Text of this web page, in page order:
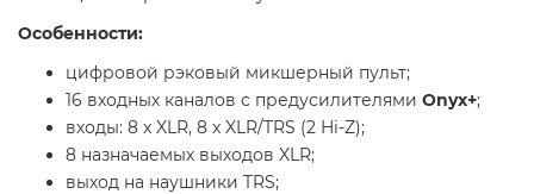
Особенности:
цифровой рэковый микшерный пульт;
16 входных каналов с предусилителями Onyx+;
входы: 8 x XLR, 8 x XLR/TRS (2 Hi-Z);
8 назначаемых выходов XLR;
выход на наушники TRS;